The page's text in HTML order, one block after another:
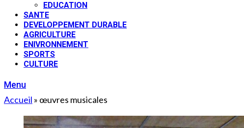
EDUCATION
SANTE
DEVELOPPEMENT DURABLE
AGRICULTURE
ENIVRONNEMENT
SPORTS
CULTURE
Menu
Accueil » œuvres musicales